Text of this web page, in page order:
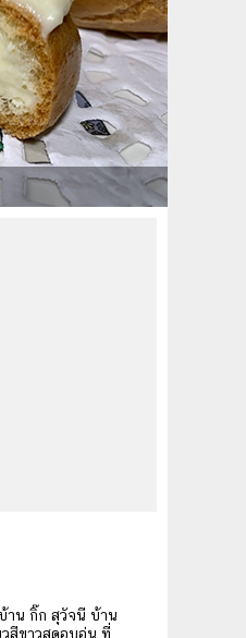
าน กิ๊ก สุวัจนี บ้าน
สีขาวสุดอบอุ่น ที่